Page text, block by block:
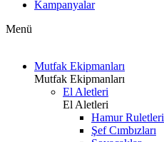
Kampanyalar
Menü
Mutfak Ekipmanları
Mutfak Ekipmanları
El Aletleri
El Aletleri
Hamur Ruletleri
Şef Cımbızları